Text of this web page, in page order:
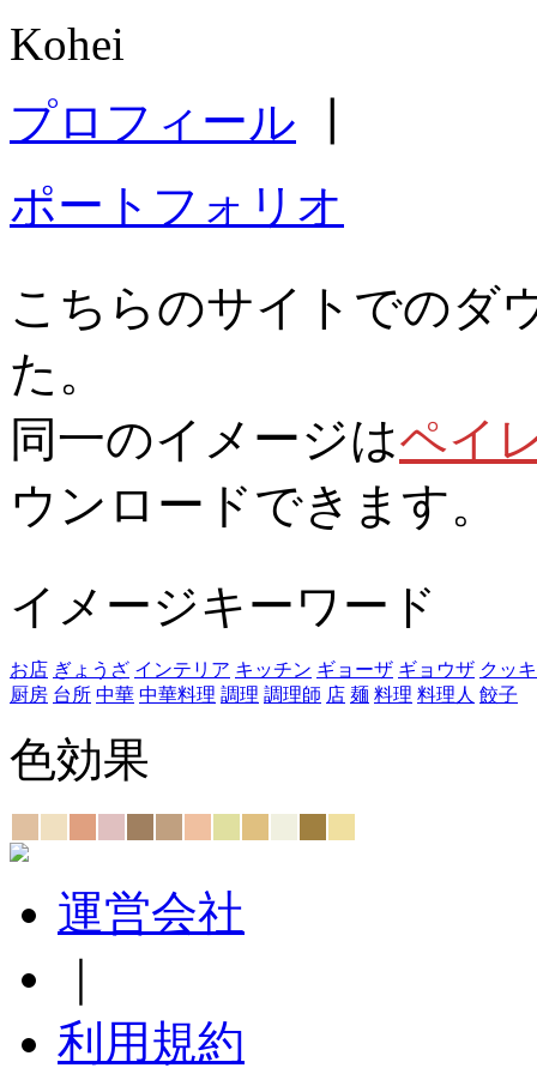
Kohei
プロフィール
ポートフォリオ
こちらのサイトでのダ
た。
同一のイメージはペイ
ウンロードできます。
イメージキーワード
お店 ぎょうざ インテリア キッチン ギョーザ ギョウザ クッ
厨房 台所 中華 中華料理 調理 調理師 店 麺 料理 料理人 餃子
色効果
運営会社
利用規約